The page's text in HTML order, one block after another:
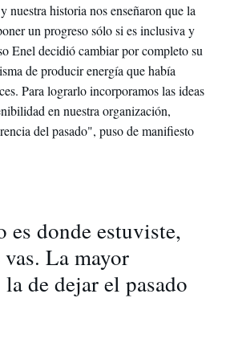
nuestra historia nos enseñaron que la
un progreso sólo si es inclusiva y
Enel decidió cambiar por completo su
de producir energía que había
Para lograrlo incorporamos las ideas
en nuestra organización,
del pasado", puso de manifiesto
es donde estuviste,
La mayor
de dejar el pasado